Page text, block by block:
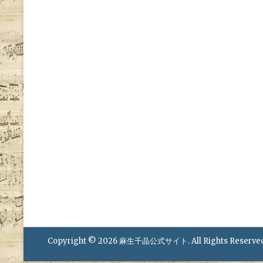
Copyright © 2026 麻生千晶公式サイト . All Rights